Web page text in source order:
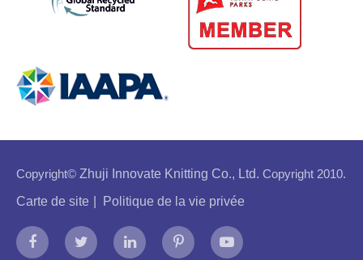
Copyright© Zhuji Innovate Knitting Co., Ltd. Copyright 2010.
Carte de site
Politique de la vie privée